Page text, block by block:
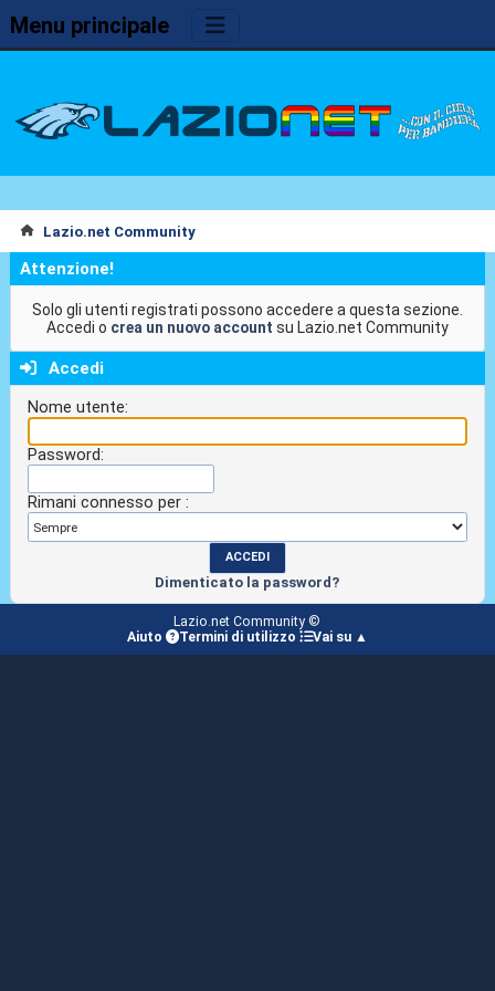
Menu principale
Lazio.net Community
Attenzione!
Solo gli utenti registrati possono accedere a questa sezione.
Accedi o crea un nuovo account su Lazio.net Community
Accedi
Nome utente:
Password:
Rimani connesso per :
Dimenticato la password?
Lazio.net Community ©
Aiuto
Termini di utilizzo Vai su ▲